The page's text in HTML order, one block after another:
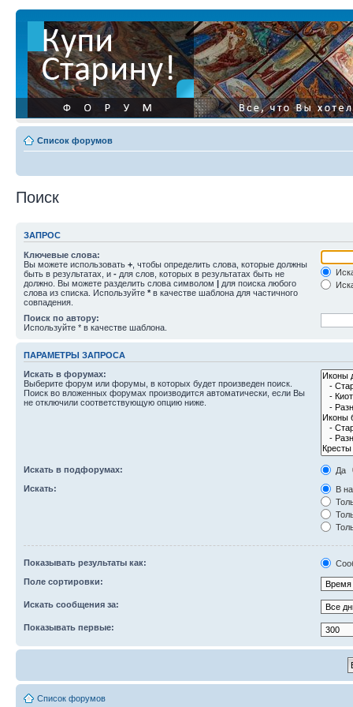
Список форумов
Поиск
ЗАПРОС
Ключевые слова:
Вы можете использовать + , чтобы определить слова, которые должны
быть в результатах, и - для слов, которых в результатах быть не
должно. Вы можете разделить слова символом | для поиска любого
слова из списка. Используйте * в качестве шаблона для частичного
совпадения.
Поиск по автору:
Используйте * в качестве шаблона.
ПАРАМЕТРЫ ЗАПРОСА
Искать в форумах:
Выберите форум или форумы, в которых будет произведен поиск.
Поиск во вложенных форумах производится автоматически, если Вы
не отключили соответствующую опцию ниже.
Искать в подфорумах:
Да
Искать:
В
Показывать результаты как:
Поле сортировки:
Искать сообщения за:
Показывать первые:
Список форумов